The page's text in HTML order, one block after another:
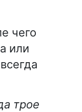
чего
или
трое